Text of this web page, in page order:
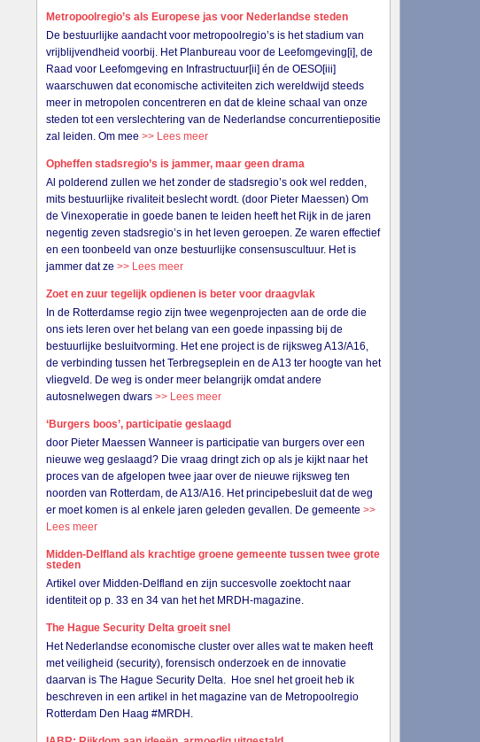
Metropoolregio’s als Europese jas voor Nederlandse steden
De bestuurlijke aandacht voor metropoolregio’s is het stadium van
vrijblijvendheid voorbij. Het Planbureau voor de Leefomgeving[i], de
Raad voor Leefomgeving en Infrastructuur[ii] én de OESO[iii]
waarschuwen dat economische activiteiten zich wereldwijd steeds
meer in metropolen concentreren en dat de kleine schaal van onze
steden tot een verslechtering van de Nederlandse concurrentiepositie
zal leiden. Om mee>> Lees meer
Opheffen stadsregio’s is jammer, maar geen drama
Al polderend zullen we het zonder de stadsregio’s ook wel redden,
mits bestuurlijke rivaliteit beslecht wordt. (door Pieter Maessen) Om
de Vinexoperatie in goede banen te leiden heeft het Rijk in de jaren
negentig zeven stadsregio’s in het leven geroepen. Ze waren effectief
en een toonbeeld van onze bestuurlijke consensuscultuur. Het is
jammer dat ze>> Lees meer
Zoet en zuur tegelijk opdienen is beter voor draagvlak
In de Rotterdamse regio zijn twee wegenprojecten aan de orde die
ons iets leren over het belang van een goede inpassing bij de
bestuurlijke besluitvorming. Het ene project is de rijksweg A13/A16,
de verbinding tussen het Terbregseplein en de A13 ter hoogte van het
vliegveld. De weg is onder meer belangrijk omdat andere
autosnelwegen dwars>> Lees meer
‘Burgers boos’, participatie geslaagd
door Pieter Maessen Wanneer is participatie van burgers over een
nieuwe weg geslaagd? Die vraag dringt zich op als je kijkt naar het
proces van de afgelopen twee jaar over de nieuwe rijksweg ten
noorden van Rotterdam, de A13/A16. Het principebesluit dat de weg
er moet komen is al enkele jaren geleden gevallen. De gemeente>>
Lees meer
Midden-Delfland als krachtige groene gemeente tussen twee grote
steden
Artikel over Midden-Delfland en zijn succesvolle zoektocht naar
identiteit op p. 33 en 34 van het het MRDH-magazine.
The Hague Security Delta groeit snel
Het Nederlandse economische cluster over alles wat te maken heeft
met veiligheid (security), forensisch onderzoek en de innovatie
daarvan is The Hague Security Delta. Hoe snel het groeit heb ik
beschreven in een artikel in het magazine van de Metropoolregio
Rotterdam Den Haag #MRDH.